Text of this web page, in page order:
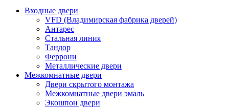
Входные двери
VFD (Владимирская фабрика дверей)
Антарес
Стальная линия
Тандор
Феррони
Металлические двери
Межкомнатные двери
Двери скрытого монтажа
Межкомнатные двери эмаль
Экошпон двери